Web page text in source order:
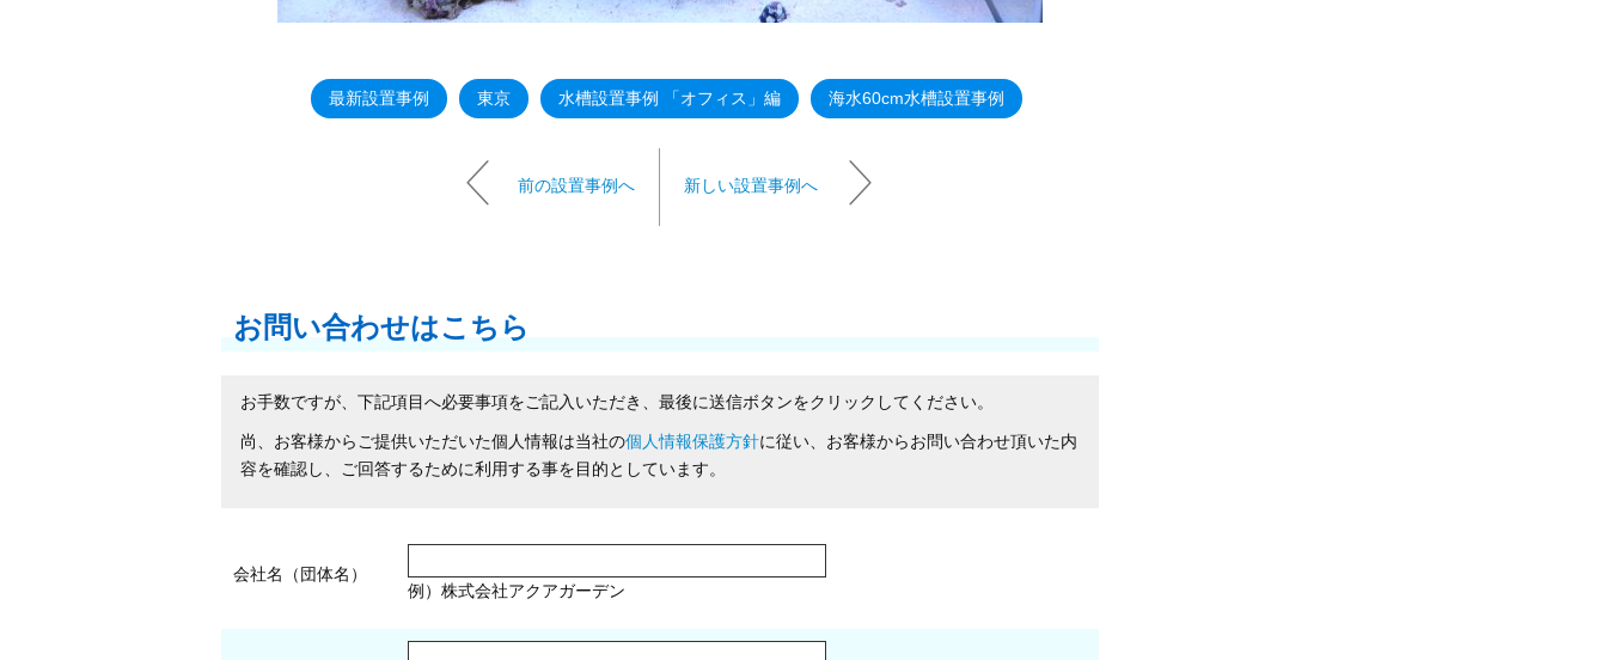
最新設置事例 東京 水槽設置事例 「オフィス」編 海水60cm水槽設置事例
前の設置事例へ 新しい設置事例へ
お問い合わせはこちら
お手数ですが、下記項目へ必要事項をご記入いただき、最後に送信ボタンをクリックしてください。
尚、お客様からご提供いただいた個人情報は当社の個人情報保護方針に従い、お客様からお問い合わせ頂いた内
容を確認し、ご回答するために利用する事を目的としています。
会社名（団体名）
例）株式会社アクアガーデン